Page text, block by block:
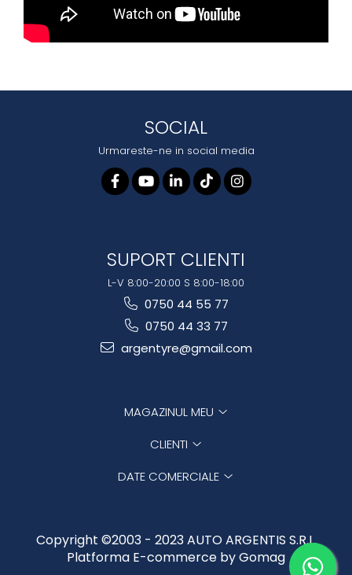
SOCIAL
Urmareste-ne in social media
SUPORT CLIENTI
L-V 8:00-20:00 S 8:00-18:00
0750 44 55 77
0750 44 33 77
argentyre@gmail.com
MAGAZINUL MEU
CLIENTI
DATE COMERCIALE
Copyright ©2003 - 2023 AUTO ARGENTIS S.R.L.
Platforma E-commerce by Gomag